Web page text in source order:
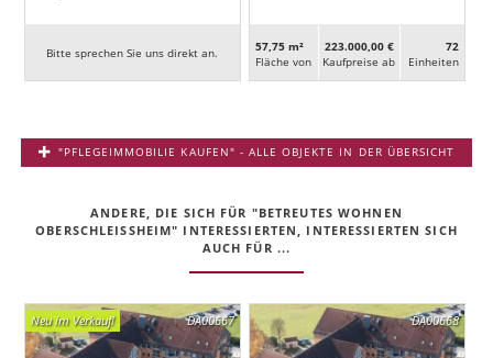
Bitte sprechen Sie uns direkt an.
57,75 m²
Fläche von
223.000,00 €
Kaufpreise ab
72
Ein­heiten
"PFLEGEIMMOBILIE KAUFEN" - ALLE OBJEKTE IN DER ÜBERSICHT
ANDERE, DIE SICH FÜR "BETREUTES WOHNEN
OBERSCHLEISSHEIM" INTERESSIERTEN, INTERESSIERTEN SICH
AUCH FÜR ...
DA00667
Neu im Verkauf! DA00668